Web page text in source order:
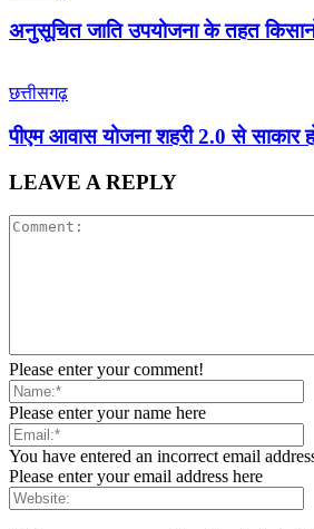
अनुसूचित जाति उपयोजना के तहत
छत्तीसगढ़
पीएम आवास योजना शहरी 2.0 से साकार
LEAVE A REPLY
Please enter your comment!
Please enter your name here
You have entered an incorrect email
Please enter your email address here